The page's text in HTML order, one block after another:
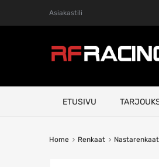
Asiakastili
ETUSIVU
Home Renkaat Nastarenkaat